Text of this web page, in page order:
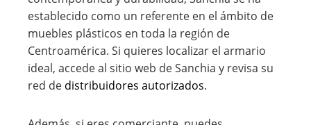
establecido como un referente en el ámbito de
muebles plásticos en toda la región de
Centroamérica. Si quieres localizar el armario
ideal, accede al sitio web de Sanchia y revisa su
red de distribuidores autorizados.